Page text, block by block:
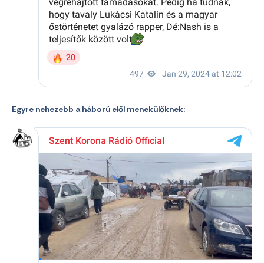
Egyre nehezebb a háború elől menekülőknek: